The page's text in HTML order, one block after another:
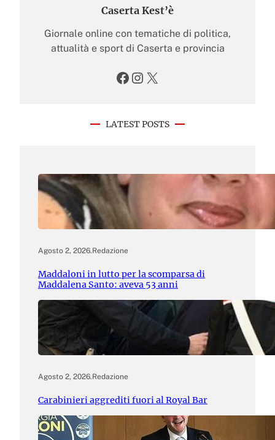
Caserta Kest’è
Giornale online con tematiche di politica,
attualità e sport di Caserta e provincia
Facebook Instagram X
LATEST POSTS
Agosto 2, 2026.Redazione
Maddaloni in lutto per la scomparsa di
Maddalena Santo: aveva 53 anni
Agosto 2, 2026.Redazione
Carabinieri aggrediti fuori al Royal Bar